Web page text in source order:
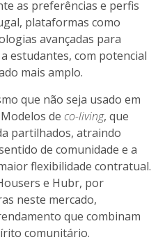
as preferências e perfis
plataformas como
avançadas para
estudantes, com potencial
mais amplo.
que não seja usado em
de co-living, que
partilhados, atraindo
de comunidade e a
flexibilidade contratual.
e Hubr, por
neste mercado,
que combinam
comunitário.